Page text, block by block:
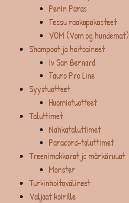
Penin Paras
Tessu raakapakasteet
VOM (Vom og hundemat)
Shampoot ja hoitoaineet
Iv San Bernard
Tauro Pro Line
Syystuotteet
Huomiotuotteet
Taluttimet
Nahkataluttimet
Paracord-taluttimet
Treenimakkarat ja märkäruuat
Monster
Turkinhoitovälineet
Valjaat koirille